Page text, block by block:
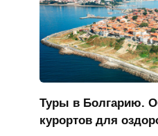
Туры в Болгарию.
курортов для